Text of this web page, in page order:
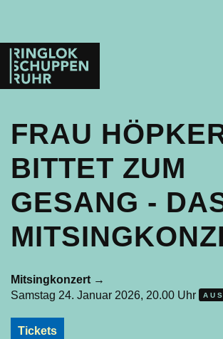
Ringlokschuppen
Ruhr
FRAU
BITTET ZUM
GESANG -
Mitsingkonzert →
Samstag 24. Januar 2026, 20.00 Uhr
Tickets